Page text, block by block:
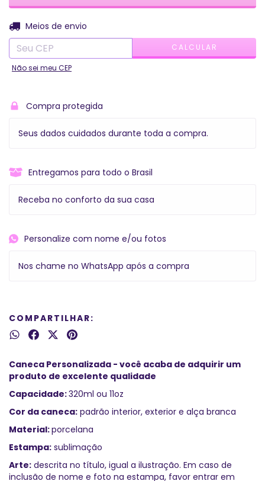
Entregas para o CEP:
Meios de envio
CALCULAR
Não sei meu CEP
Compra protegida
Seus dados cuidados durante toda a compra.
Entregamos para todo o Brasil
Receba no conforto da sua casa
Personalize com nome e/ou fotos
Nos chame no WhatsApp após a compra
COMPARTILHAR:
Caneca Personalizada - você acaba de adquirir um
produto de excelente qualidade
Capacidade:320ml ou 11oz
Cor da caneca: padrão interior, exterior e alça branca
Material:porcelana
Estampa: sublimação
Arte: descrita no título, igual a ilustração. Em caso de
inclusão de nome e foto na estampa, favor entrar em